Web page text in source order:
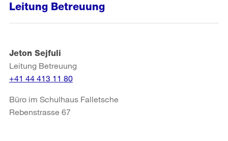
Leitung Betreuung
Jeton Sejfuli
Leitung Betreuung
+41 44 413 11 80
Büro im Schulhaus Falletsche
Rebenstrasse 67